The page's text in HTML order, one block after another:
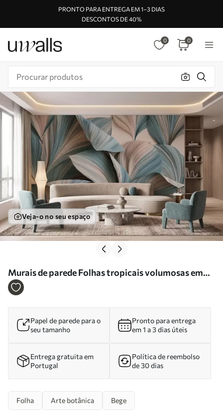
PRONTO PARA ENTREGA EM 1–3 DIAS
DESCONTOS DE 40%
0 0
Veja-o no seu espaço
Murais de parede Folhas tropicais volumosas em
tons suaves de bege e azul Nr. w09914
Papel de parede para o
seu tamanho
Pronto para entrega
em 1 a 3 dias úteis
Entrega gratuita em
Portugal
Política de reembolso
de 30 dias
Folha Arte botânica Bege